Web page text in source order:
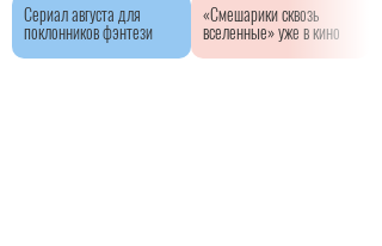
Сериал августа для
поклонников фэнтези
«Смешарики сквозь
вселенные» уже в кино